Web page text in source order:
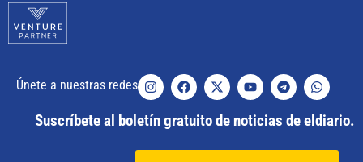
Únete a nuestras redes
Suscríbete al boletín gratuito de noticias de eldiario.